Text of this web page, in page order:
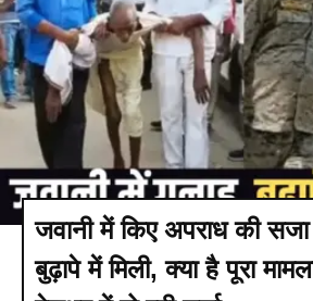
जवानी में किए अपराध की सजा
बुढ़ापे में मिली, क्‍या है पूरा